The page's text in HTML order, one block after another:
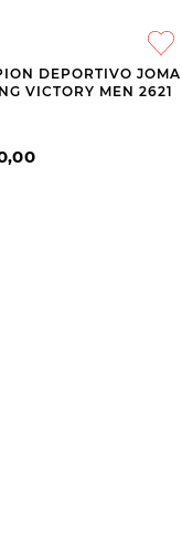
DEPORTIVO JOMA
VICTORY MEN 2621
,00